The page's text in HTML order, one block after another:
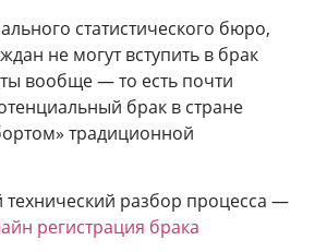
статистического бюро,
не могут вступить в брак
вообще — то есть почти
брак в стране
традиционной
разбор процесса —
регистрация брака